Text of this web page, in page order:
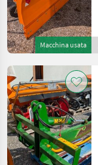
Macchina usata